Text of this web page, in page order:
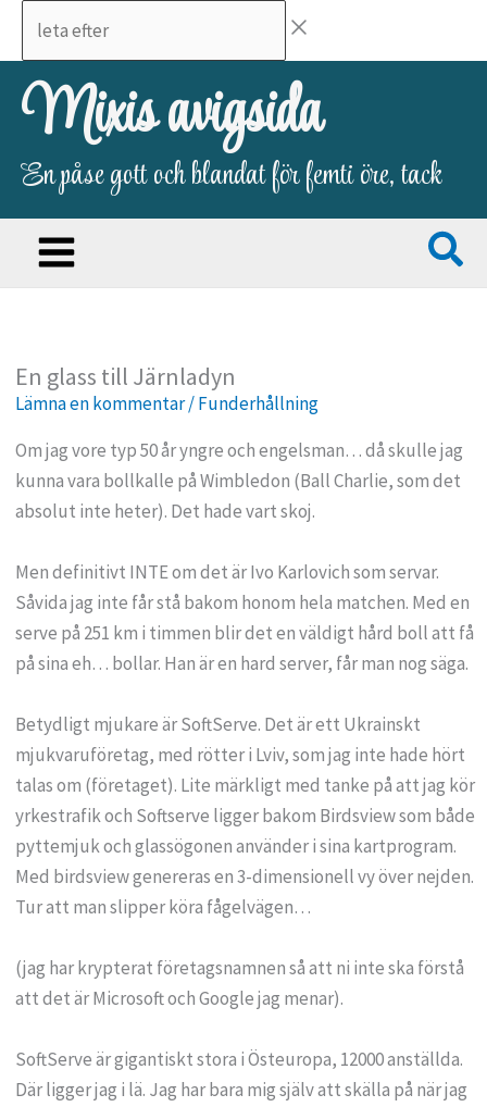
innehåll
efter
Mixis avigsida
En påse gott och blandat för femti öre, tack
En glass till Järnladyn
Lämna en kommentar/Funderhållning
Om jag vore typ 50 år yngre och engelsman… då skulle jag
kunna vara bollkalle på Wimbledon (Ball Charlie, som det
absolut inte heter). Det hade vart skoj.
Men definitivt INTE om det är Ivo Karlovich som servar.
Såvida jag inte får stå bakom honom hela matchen. Med en
serve på 251 km i timmen blir det en väldigt hård boll att få
på sina eh… bollar. Han är en hard server, får man nog säga.
Betydligt mjukare är SoftServe. Det är ett Ukrainskt
mjukvaruföretag, med rötter i Lviv, som jag inte hade hört
talas om (företaget). Lite märkligt med tanke på att jag kör
yrkestrafik och Softserve ligger bakom Birdsview som både
pyttemjuk och glassögonen använder i sina kartprogram.
Med birdsview genereras en 3-dimensionell vy över nejden.
Tur att man slipper köra fågelvägen…
(jag har krypterat företagsnamnen så att ni inte ska förstå
att det är Microsoft och Google jag menar).
SoftServe är gigantiskt stora i Östeuropa, 12000 anställda.
Där ligger jag i lä. Jag har bara mig själv att skälla på när jag